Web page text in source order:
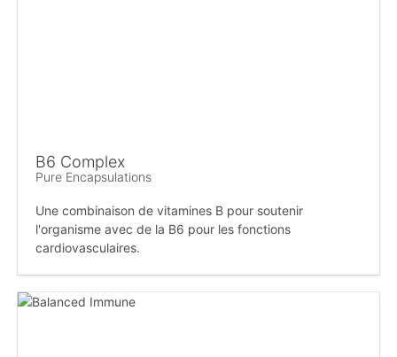
B6 Complex
Pure Encapsulations
Une combinaison de vitamines B pour soutenir
l'organisme avec de la B6 pour les fonctions
cardiovasculaires.